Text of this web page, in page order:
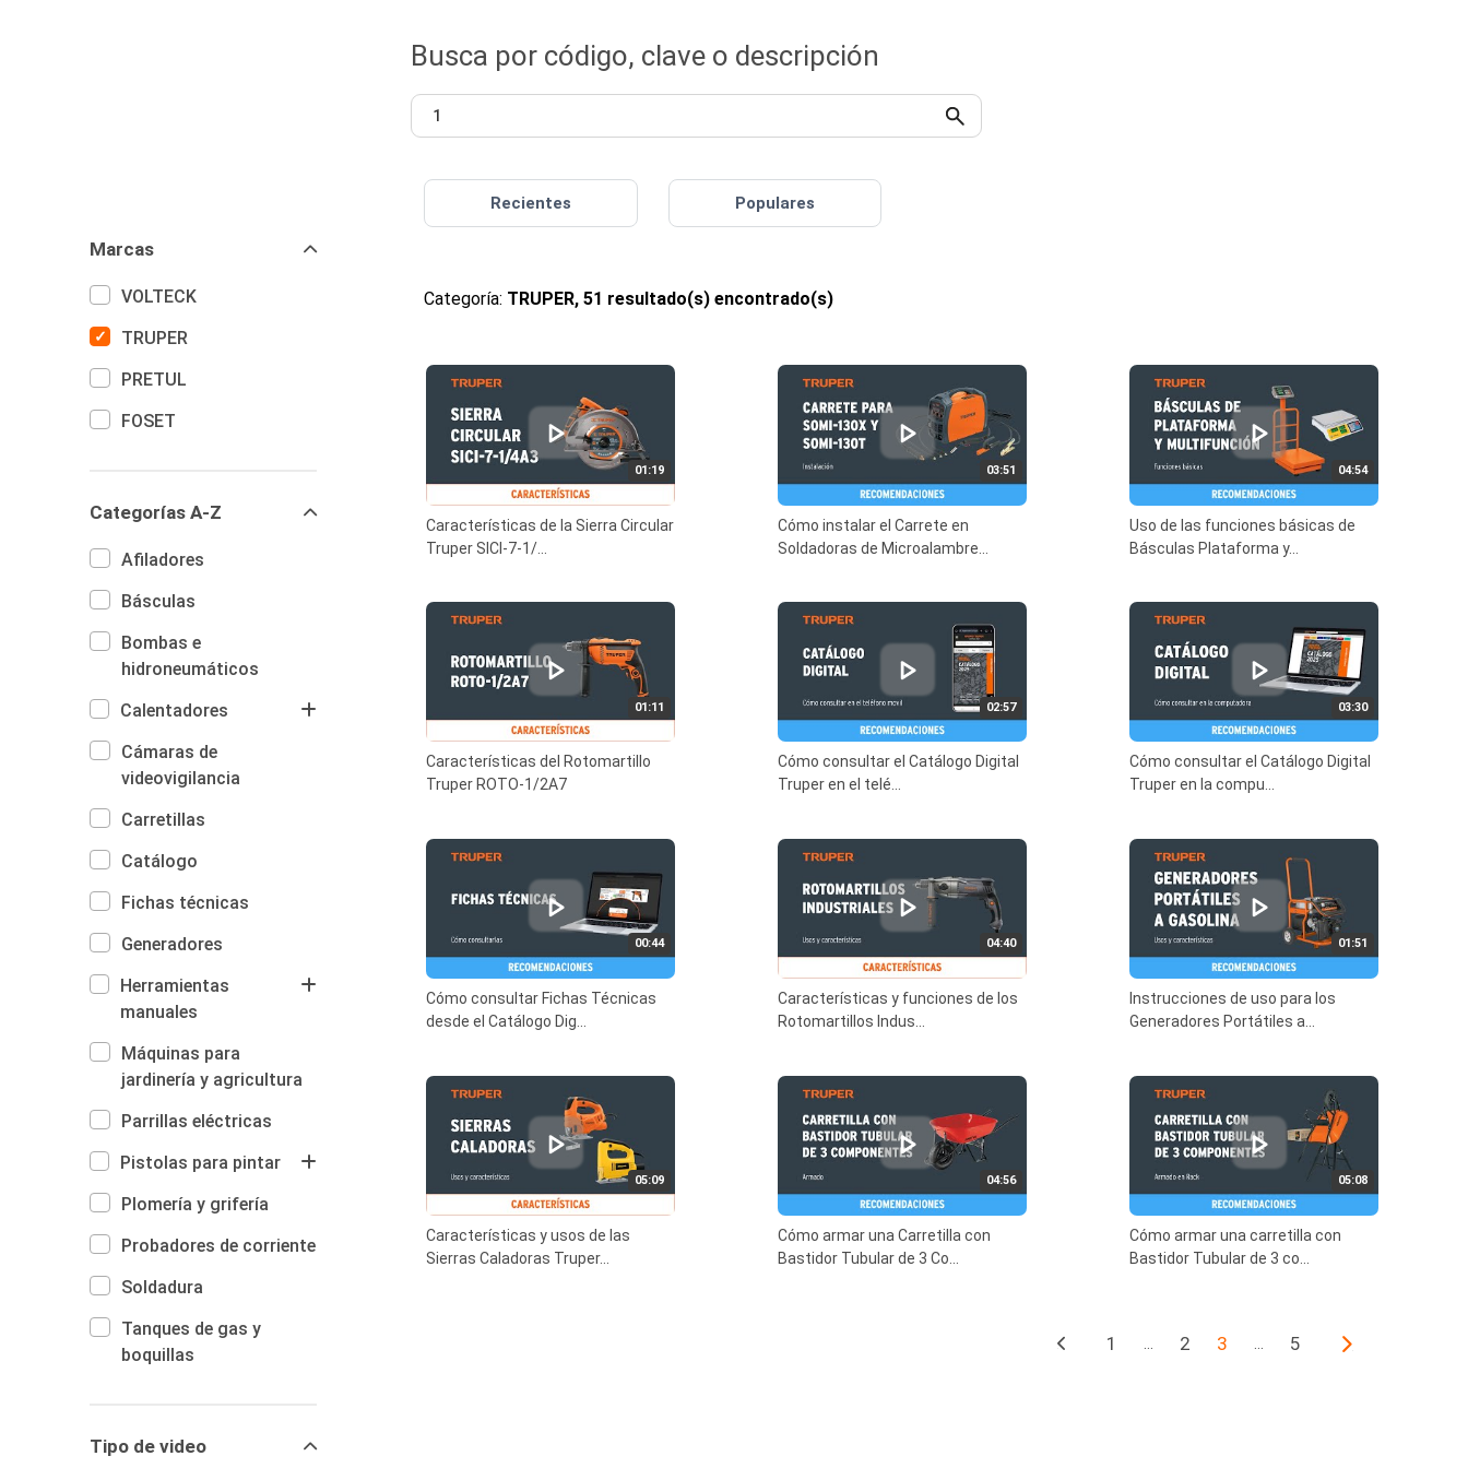
Marcas
VOLTECK
TRUPER
PRETUL
FOSET
Categorías A-Z
Afiladores
Básculas
Bombas e
hidroneumáticos
Calentadores
Cámaras de
videovigilancia
Carretillas
Catálogo
Fichas técnicas
Generadores
Herramientas
manuales
Máquinas para
jardinería y agricultura
Parrillas eléctricas
Pistolas para pintar
Plomería y grifería
Probadores de corriente
Soldadura
Tanques de gas y
boquillas
Tipo de video
Busca por código, clave o descripción
Recientes Populares
Categoría: TRUPER, 51 resultado(s) encontrado(s)
01:19
Características de la Sierra Circular
Truper SICI-7-1/...
03:51
Cómo instalar el Carrete en
Soldadoras de Microalambre...
04:54
Uso de las funciones básicas de
Básculas Plataforma y...
01:11
Características del Rotomartillo
Truper ROTO-1/2A7
02:57
Cómo consultar el Catálogo Digital
Truper en el telé...
03:30
Cómo consultar el Catálogo Digital
Truper en la compu...
00:44
Cómo consultar Fichas Técnicas
desde el Catálogo Dig...
04:40
Características y funciones de los
Rotomartillos Indus...
01:51
Instrucciones de uso para los
Generadores Portátiles a...
05:09
Características y usos de las
Sierras Caladoras Truper...
04:56
Cómo armar una Carretilla con
Bastidor Tubular de 3 Co...
05:08
Cómo armar una carretilla con
Bastidor Tubular de 3 co...
1 2 3 5